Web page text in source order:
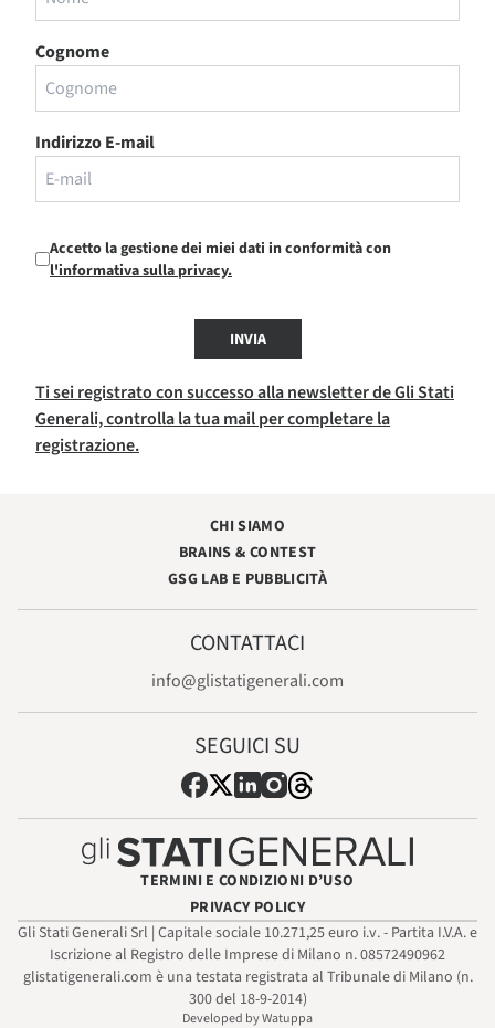
Cognome
Indirizzo E-mail
Accetto la gestione dei miei dati in conformità con
l'informativa sulla privacy.
INVIA
Ti sei registrato con successo alla newsletter de Gli Stati
Generali, controlla la tua mail per completare la
registrazione.
CHI SIAMO
BRAINS & CONTEST
GSG LAB E PUBBLICITÀ
CONTATTACI
info@glistatigenerali.com
SEGUICI SU
TERMINI E CONDIZIONI D’USO
PRIVACY POLICY
Gli Stati Generali Srl | Capitale sociale 10.271,25 euro i.v. - Partita I.V.A. e
Iscrizione al Registro delle Imprese di Milano n. 08572490962
glistatigenerali.com è una testata registrata al Tribunale di Milano (n.
300 del 18-9-2014)
Developed by Watuppa